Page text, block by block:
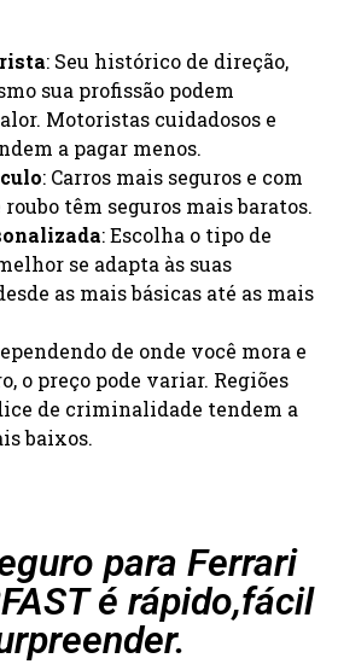
: Seu histórico de direção,
sua profissão podem
Motoristas cuidadosos e
a pagar menos.
: Carros mais seguros e com
têm seguros mais baratos.
: Escolha o tipo de
se adapta às suas
as mais básicas até as mais
de onde você mora e
o preço pode variar. Regiões
de criminalidade tendem a
baixos.
para Ferrari
é rápido,fácil